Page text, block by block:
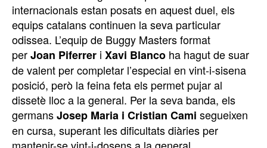
internacionals estan posats en aquest duel, els
equips catalans continuen la seva particular
odissea. L’equip de Buggy Masters format
perJoan Piferrer i Xavi Blanco ha hagut de suar
de valent per completar l’especial en vint-i-sisena
posició, però la feina feta els permet pujar al
dissetè lloc a la general. Per la seva banda, els
germansJosep Maria i Cristian Cami segueixen
en cursa, superant les dificultats diàries per